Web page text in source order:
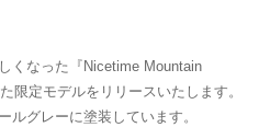
くなった『Nicetime Mountain
限定モデルをリリースいたします。
ルグレーに塗装しています。